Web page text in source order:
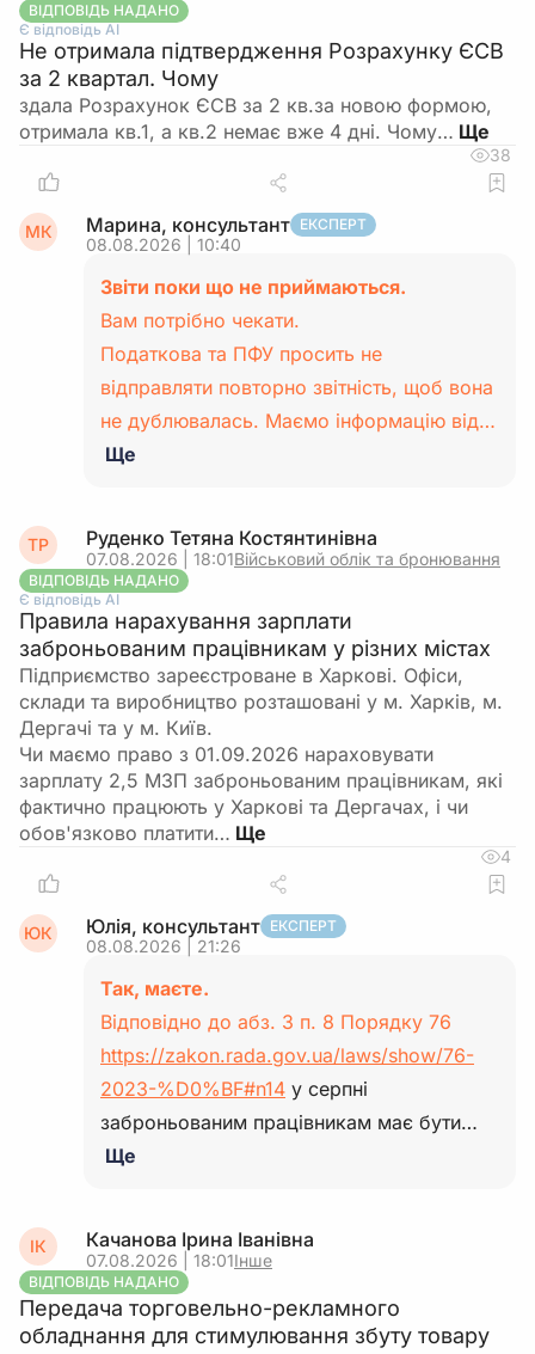
ВІДПОВІДЬ НАДАНО
Є відповідь АІ
Не отримала підтвердження Розрахунку ЄСВ
за 2 квартал. Чому
здала Розрахунок ЄСВ за 2 кв.за новою формою,
отримала кв.1, а кв.2 немає вже 4 дні. Чому…
38
МК Марина, консультант ЕКСПЕРТ
08.08.2026 | 10:40
Звіти поки що не приймаються.
Вам потрібно чекати.
Податкова та ПФУ просить не
відправляти повторно звітність, щоб вона
не дублювалась. Маємо інформацію від…
Ще
ТР Руденко Тетяна Костянтинівна
07.08.2026 | 18:01Військовий облік та бронювання
ВІДПОВІДЬ НАДАНО
Є відповідь АІ
Правила нарахування зарплати
заброньованим працівникам у різних містах
Підприємство зареєстроване в Харкові. Офіси,
склади та виробництво розташовані у м. Харків, м.
Дергачі та у м. Київ.
Чи маємо право з 01.09.2026 нараховувати
зарплату 2,5 МЗП заброньованим працівникам, які
фактично працюють у Харкові та Дергачах, і чи
обов'язково платити…
4
ЮК Юлія, консультант ЕКСПЕРТ
08.08.2026 | 21:26
Так, маєте.
Відповідно до абз. 3 п. 8 Порядку 76
https://zakon.rada.gov.ua/laws/show/76-
2023-%D0%BF#n14 у серпні
заброньованим працівникам має бути…
Ще
ІК Качанова Ірина Іванівна
07.08.2026 | 18:01Інше
ВІДПОВІДЬ НАДАНО
Передача торговельно-рекламного
обладнання для стимулювання збуту товару